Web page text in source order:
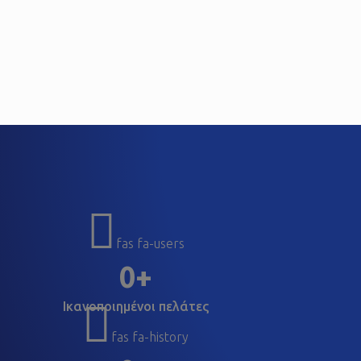
fas fa-users
0
Ικανοποιημένοι πελάτες
fas fa-history